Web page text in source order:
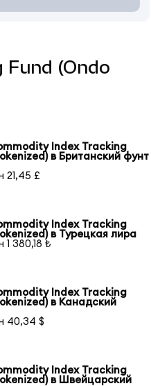
Fund (Ondo
Index Tracking
в Британский фунт
21,45 £
Index Tracking
в Турецкая лира
1 380,18 ₺
Index Tracking
в Канадский
40,34 $
Index Tracking
в Швейцарский